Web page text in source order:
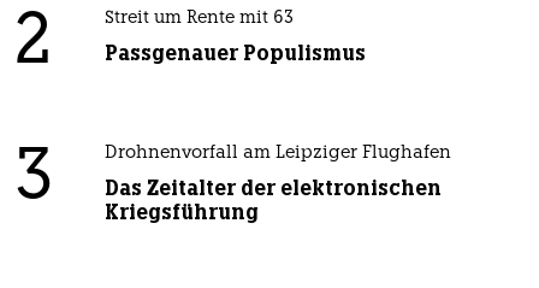
2 Streit um Rente mit 63
Passgenauer Populismus
3 Drohnenvorfall am Leipziger Flughafen
Das Zeitalter der elektronischen
Kriegsführung